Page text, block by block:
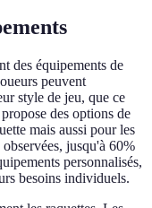
des équipements de
peuvent
style de jeu, que ce
propose des options de
mais aussi pour les
jusqu'à 60%
personnalisés,
besoins individuels.